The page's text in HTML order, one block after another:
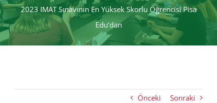
2023 IMAT Sınavının En Yüksek Skorlu Öğrencisi Pisa
Edu’dan
Önceki Sonraki